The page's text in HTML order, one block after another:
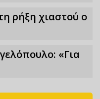
ρήξη χιαστού ο
«Για